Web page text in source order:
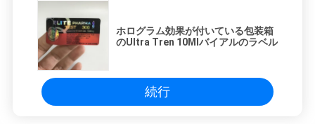
ホログラム効果が付いている包装箱
のUltra Tren 10Mlバイアルのラベル
続行